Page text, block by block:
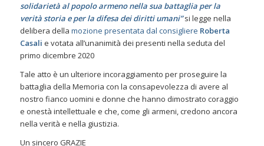
solidarietà al popolo armeno nella sua battaglia per la
verità storia e per la difesa dei diritti umani” si legge nella
delibera della mozione presentata dal consigliere Roberta
Casali e votata all’unanimità dei presenti nella seduta del
primo dicembre 2020
Tale atto è un ulteriore incoraggiamento per proseguire la
battaglia della Memoria con la consapevolezza di avere al
nostro fianco uomini e donne che hanno dimostrato coraggio
e onestà intellettuale e che, come gli armeni, credono ancora
nella verità e nella giustizia.
Un sincero GRAZIE